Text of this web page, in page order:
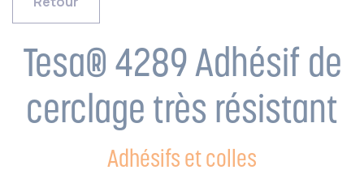
Tesa® 4289 Adhésif de
cerclage très résistant
Adhésifs et colles